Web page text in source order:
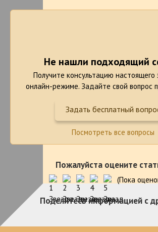
Не нашли подходящий
Получите консультацию настоящего
онлайн-режиме. Задайте свой вопрос
Задать бесплатный
Посмотреть все вопросы
Пожалуйста оцените
(Пока
Поделитесь информацией с